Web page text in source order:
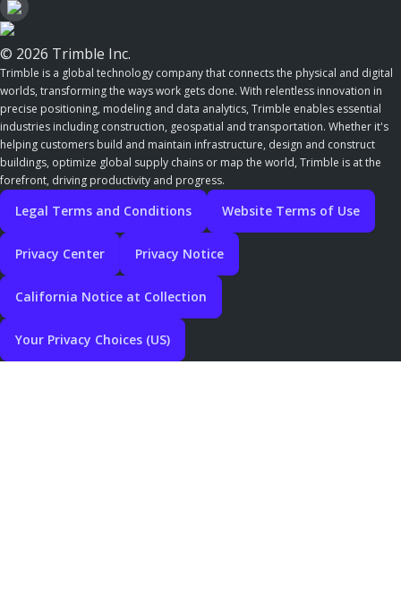
© 2026 Trimble Inc.
Trimble is a global technology company that connects the physical and digital
worlds, transforming the ways work gets done. With relentless innovation in
precise positioning, modeling and data analytics, Trimble enables essential
industries including construction, geospatial and transportation. Whether it's
helping customers build and maintain infrastructure, design and construct
buildings, optimize global supply chains or map the world, Trimble is at the
forefront, driving productivity and progress.
Legal Terms and Conditions Website Terms of Use
Privacy Center Privacy Notice
California Notice at Collection
Your Privacy Choices (US)